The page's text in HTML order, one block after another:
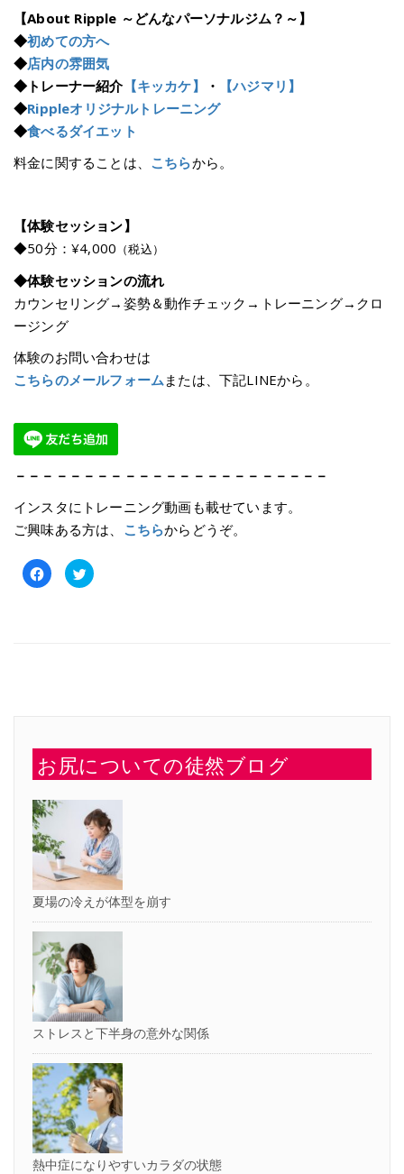
【About Ripple ～どんなパーソナルジム？～】
◆初めての方へ
◆店内の雰囲気
◆トレーナー紹介【キッカケ】 ・
【ハジマリ】
◆Rippleオリジナルトレーニング
◆食べるダイエット
料金に関することは、 こちらから。
【体験セッション】
◆50分：¥4,000 （税込）
◆体験セッションの流れ
カウンセリング→姿勢＆動作チェック→トレーニング→クロ
ージング
体験のお問い合わせは
こちらのメールフォーム または、下記LINEから。
－－－－－－－－－－－－－－－－－－－－－－－
インスタにトレーニング動画も載せています。
ご興味ある方は、 こちらからどうぞ。
Facebook
で
(新
し
ウ
ィ
ン
ウ
で
開
き
ま
す)
ク
リ
で
開
ま
す)
お尻についての徒然ブログ
夏場の冷えが体型を崩す
ストレスと下半身の意外な関係
熱中症になりやすいカラダの状態